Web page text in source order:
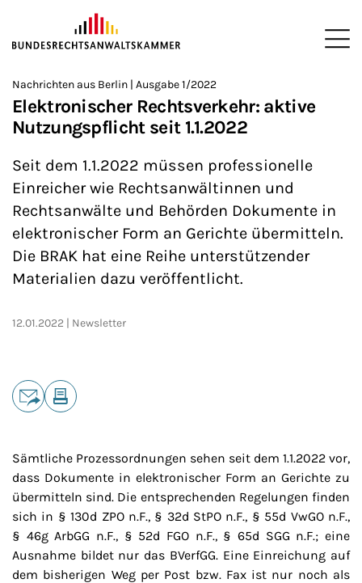
ZUM HAUPTINHALT SPRINGEN
Sie befinden sich hier:
>
Startseite
>
Newsroom
>
Newsletter
>
Nachrichten aus Berlin | Ausgabe 1/2022
Elektronischer Rechtsverkehr: aktive
Nutzungspflicht seit 1.1.2022
Seit dem 1.1.2022 müssen professionelle
Einreicher wie Rechtsanwältinnen und
Rechtsanwälte und Behörden Dokumente in
elektronischer Form an Gerichte übermitteln.
Die BRAK hat eine Reihe unterstützender
Materialien dazu veröffentlicht.
12.01.2022 Newsletter
Teilen
Sämtliche Prozessordnungen sehen seit dem 1.1.2022 vor,
dass Dokumente in elektronischer Form an Gerichte zu
übermitteln sind. Die entsprechenden Regelungen finden
sich in § 130d ZPO n.F., § 32d StPO n.F., § 55d VwGO n.F.,
§ 46g ArbGG n.F., § 52d FGO n.F., § 65d SGG n.F.; eine
Ausnahme bildet nur das BVerfGG. Eine Einreichung auf
dem bisherigen Weg per Post bzw. Fax ist nur noch als